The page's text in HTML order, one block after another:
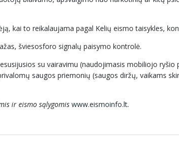
kai to reikalaujama pagal Kelių eismo taisykles,
šviesosforo signalų paisymo kontrolė.
su vairavimu (naudojimasis mobiliojo ryšio
saugos priemonių (saugos diržų, vaikams
ir eismo sąlygomis www.eismoinfo.lt.